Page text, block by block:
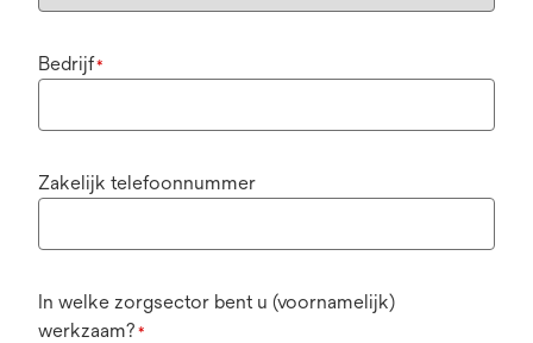
Bedrijf*
Zakelijk telefoonnummer
In welke zorgsector bent u (voornamelijk)
werkzaam? *